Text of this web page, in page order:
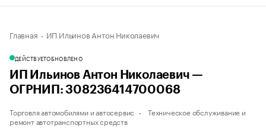
Главная ИП Ильинов Антон Николаевич
ДЕЙСТВУЕТОБНОВЛЕНО
ИП Ильинов Антон Николаевич —
ОГРНИП: 308236414700068
Торговля автомобилями и автосервис
Техническое обслуживание и
ремонт автотранспортных средств